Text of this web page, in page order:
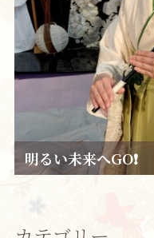
明るい未来へGO❗